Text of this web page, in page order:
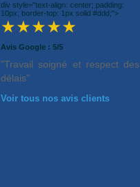
div style="text-align: center; padding:
10px; border-top: 1px solid #ddd;">
★★★★★
Avis Google : 5/5
"Travail soigné et respect des
délais"
Voir tous nos avis clients